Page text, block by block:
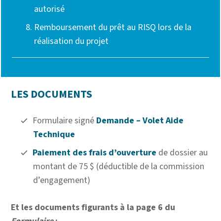
autorisé
Remboursement du prêt au RISQ lors de la
réalisation du projet
LES DOCUMENTS
Formulaire signé Demande – Volet Aide
Technique
Paiement des frais d’ouverture de dossier au
montant de 75 $ (déductible de la commission
d’engagement)
Et les documents figurants à la page 6 du